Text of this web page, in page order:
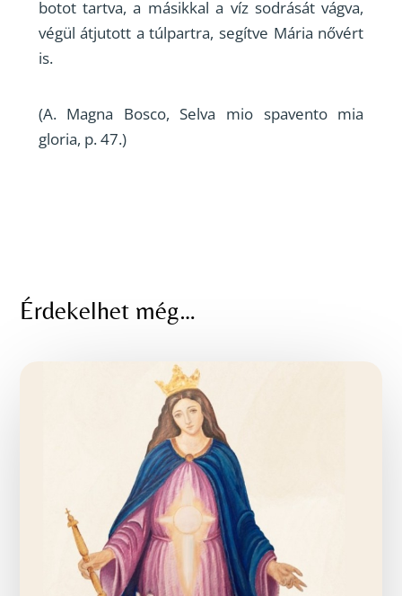
botot tartva, a másikkal a víz sodrását vágva,
végül átjutott a túlpartra, segítve Mária nővért
is.
(A. Magna Bosco, Selva mio spavento mia
gloria, p. 47.)
Érdekelhet még…